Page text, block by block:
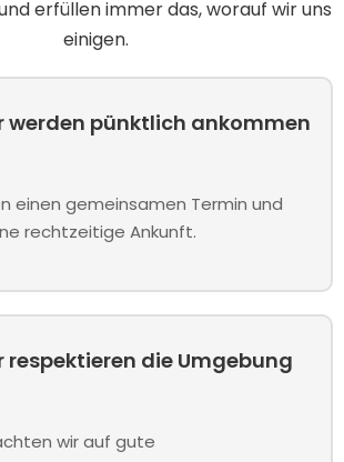
erfüllen immer das, worauf wir uns
einigen.
werden pünktlich ankommen
einen gemeinsamen Termin und
rechtzeitige Ankunft.
respektieren die Umgebung
wir auf gute